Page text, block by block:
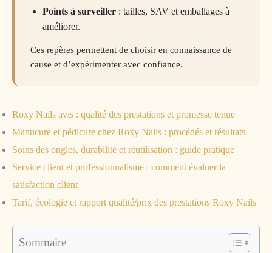
Points à surveiller : tailles, SAV et emballages à
améliorer.
Ces repères permettent de choisir en connaissance de
cause et d’expérimenter avec confiance.
Roxy Nails avis : qualité des prestations et promesse tenue
Manucure et pédicure chez Roxy Nails : procédés et résultats
Soins des ongles, durabilité et réutilisation : guide pratique
Service client et professionnalisme : comment évaluer la
satisfaction client
Tarif, écologie et rapport qualité/prix des prestations Roxy Nails
Sommaire